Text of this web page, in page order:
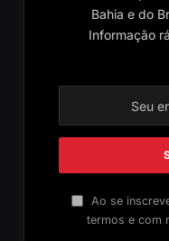
Bahia e do
Informação
Ao se
termos e com